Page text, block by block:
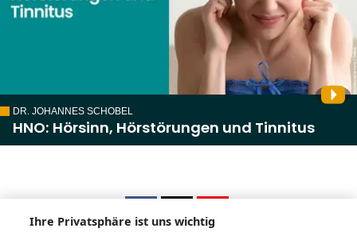
DR. JOHANNES SCHOBEL
HNO: Hörsinn, Hörstörungen und Tinnitus
Ihre Privatsphäre ist uns wichtig